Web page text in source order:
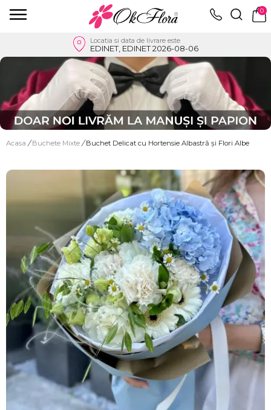
0
Locatia si data de livrare este
EDINET, EDINET 2026-08-06
Acasa / Buchete Mixte / Buchet Delicat cu Hortensie Albastră și Flori Albe